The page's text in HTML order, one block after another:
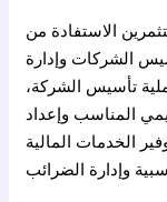
الاستفادة من
الشركات وإدارة
تأسيس الشركة،
المناسب وإعداد
الخدمات المالية